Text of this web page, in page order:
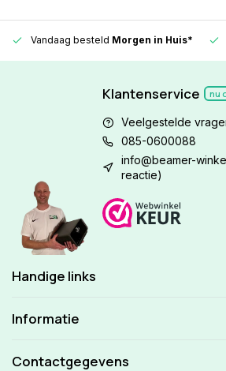
Vandaag besteld Morgen in Huis*
Klantenservice nu
Veelgestelde
085-0600088
info@beamer-
reactie)
Handige links
Informatie
Contactgegevens